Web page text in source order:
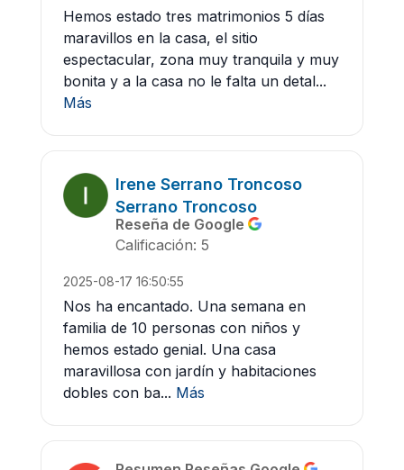
Hemos estado tres matrimonios 5 días
maravillos en la casa, el sitio
espectacular, zona muy tranquila y muy
bonita y a la casa no le falta un detal...
Más
Irene Serrano Troncoso
Serrano Troncoso
Reseña de Google
Calificación: 5
2025-08-17 16:50:55
Nos ha encantado. Una semana en
familia de 10 personas con niños y
hemos estado genial. Una casa
maravillosa con jardín y habitaciones
dobles con ba... Más